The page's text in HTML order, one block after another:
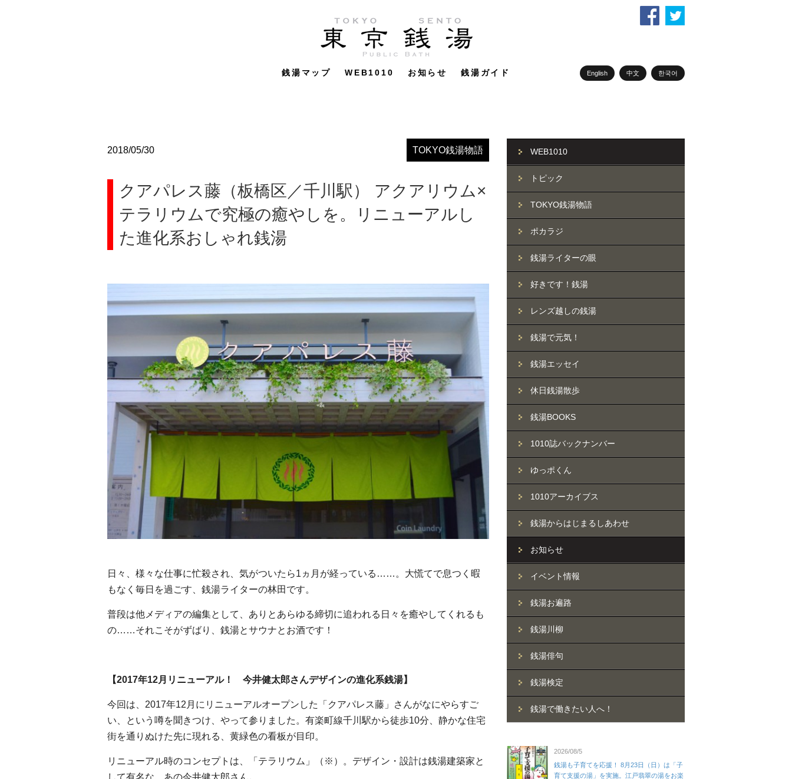
銭湯マップ WEB1010 お知らせ 銭湯ガイド English 中文 한국어
2018/05/30 TOKYO銭湯物語
クアパレス藤（板橋区／千川駅） アクアリウム×
テラリウムで究極の癒やしを。リニューアルし
た進化系おしゃれ銭湯
日々、様々な仕事に忙殺され、気がついたら1ヵ月が経っている……。大慌てで息つく暇
もなく毎日を過ごす、銭湯ライターの林田です。
普段は他メディアの編集として、ありとあらゆる締切に追われる日々を癒やしてくれるも
の……それこそがずばり、銭湯とサウナとお酒です！
【2017年12月リニューアル！ 今井健太郎さんデザインの進化系銭湯】
今回は、2017年12月にリニューアルオープンした「クアパレス藤」さんがなにやらすご
い、という噂を聞きつけ、やって参りました。有楽町線千川駅から徒歩10分、静かな住宅
街を通りぬけた先に現れる、黄緑色の看板が目印。
リニューアル時のコンセプトは、「テラリウム」（※）。デザイン・設計は銭湯建築家と
して有名な、あの今井健太郎さん。
WEB1010
トピック
TOKYO銭湯物語
ポカラジ
銭湯ライターの眼
好きです！銭湯
レンズ越しの銭湯
銭湯で元気！
銭湯エッセイ
休日銭湯散歩
銭湯BOOKS
1010誌バックナンバー
ゆっポくん
1010アーカイブス
銭湯からはじまるしあわせ
お知らせ
イベント情報
銭湯お遍路
銭湯川柳
銭湯俳句
銭湯検定
銭湯で働きたい人へ！
2026/08/5
銭湯も子育てを応援！ 8月23日（日）は「子
育て支援の湯」を実施。江戸翡翠の湯をお楽